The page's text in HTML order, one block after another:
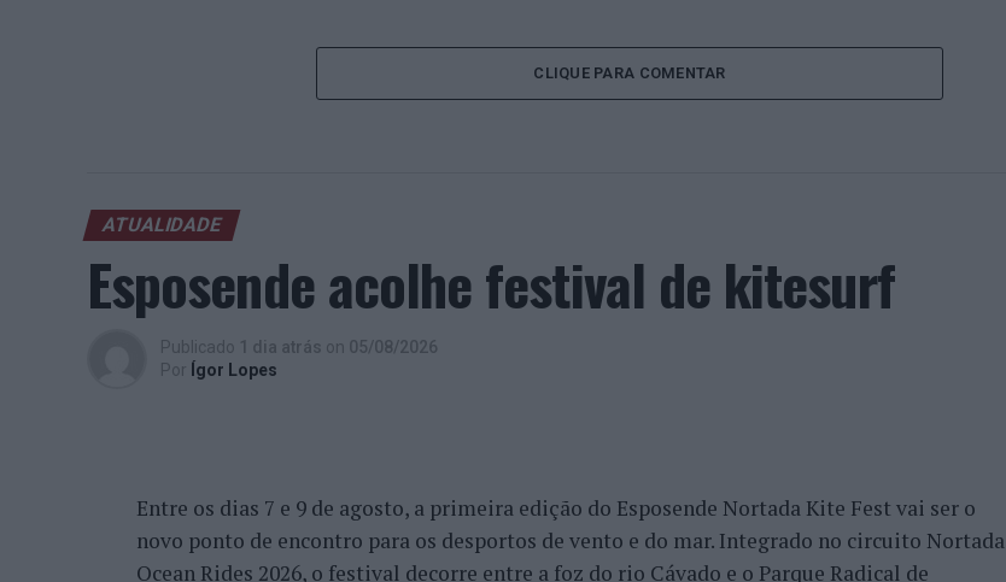
CLIQUE PARA COMENTAR
ATUALIDADE
Esposende acolhe festival de kitesurf
Publicado 1 dia atrás on 05/08/2026
Por Ígor Lopes
Entre os dias 7 e 9 de agosto, a primeira edição do Esposende Nortada Kite Fest vai ser o
novo ponto de encontro para os desportos de vento e do mar. Integrado no circuito Nortada
Ocean Rides 2026, o festival decorre entre a foz do rio Cávado e o Parque Radical de